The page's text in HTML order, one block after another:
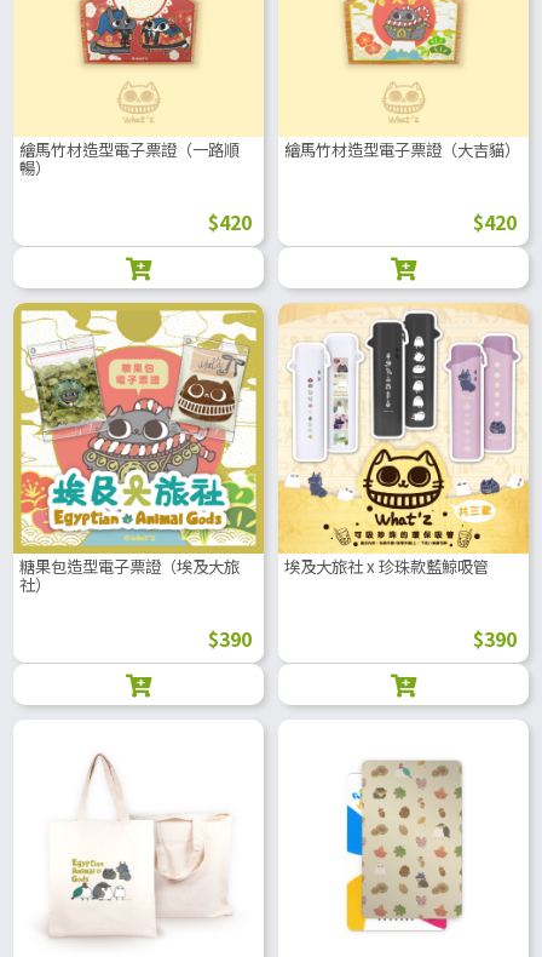
繪馬竹材造型電子票證（一路順
暢）
$420
繪馬竹材造型電子票證（大吉貓）
$420
糖果包造型電子票證（埃及大旅
社）
$390
埃及大旅社 x 珍珠款藍鯨吸管
$390